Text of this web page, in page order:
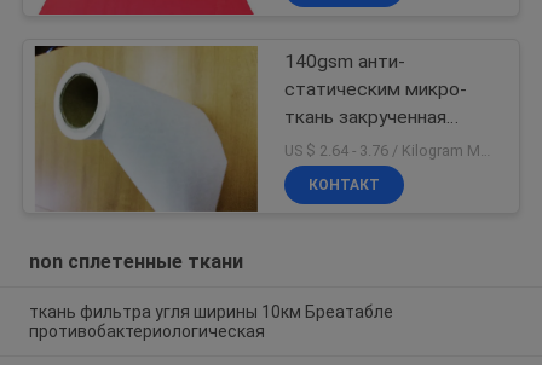
140gsm анти-
статическим микро-
ткань закрученная
волокном скрепленная
Non сплетенная Eco
содружественное
КОНТАКТ
non сплетенные ткани
ткань фильтра угля ширины 10км Бреатабле
противобактериологическая